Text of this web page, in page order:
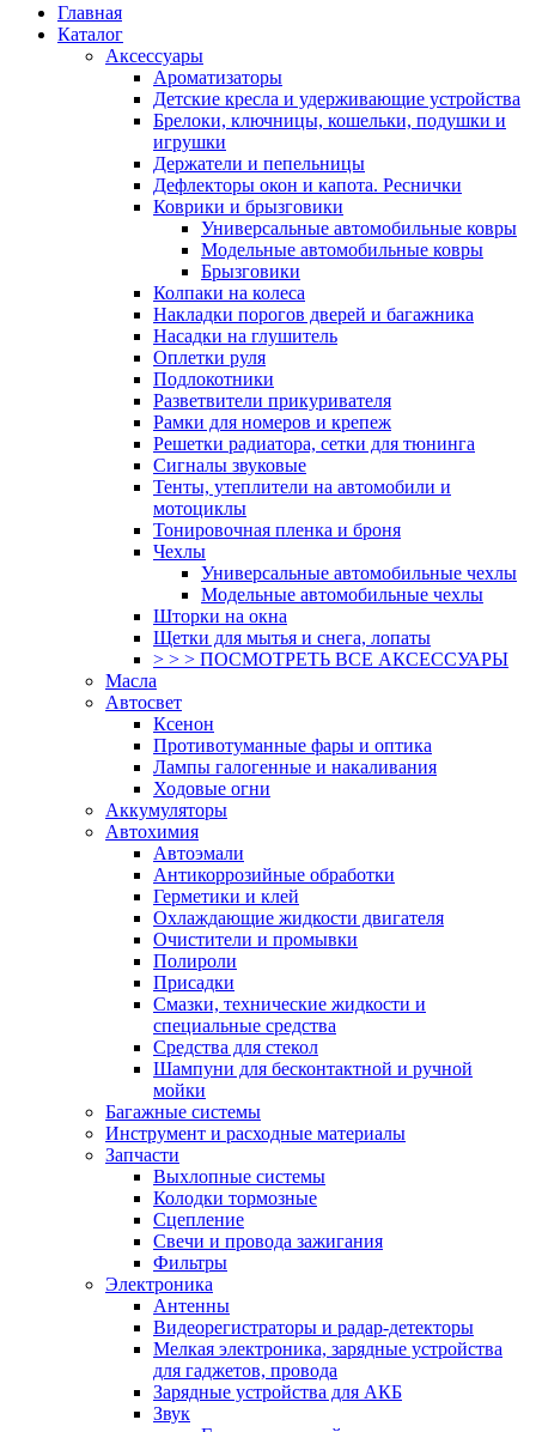
Главная
Каталог
Аксессуары
Ароматизаторы
Детские кресла и удерживающие устройства
Брелоки, ключницы, кошельки, подушки и
игрушки
Держатели и пепельницы
Дефлекторы окон и капота. Реснички
Коврики и брызговики
Универсальные автомобильные ковры
Модельные автомобильные ковры
Брызговики
Колпаки на колеса
Накладки порогов дверей и багажника
Насадки на глушитель
Оплетки руля
Подлокотники
Разветвители прикуривателя
Рамки для номеров и крепеж
Решетки радиатора, сетки для тюнинга
Сигналы звуковые
Тенты, утеплители на автомобили и
мотоциклы
Тонировочная пленка и броня
Чехлы
Универсальные автомобильные чехлы
Модельные автомобильные чехлы
Шторки на окна
Щетки для мытья и снега, лопаты
> > > ПОСМОТРЕТЬ ВСЕ АКСЕССУАРЫ
Масла
Автосвет
Ксенон
Противотуманные фары и оптика
Лампы галогенные и накаливания
Ходовые огни
Аккумуляторы
Автохимия
Автоэмали
Антикоррозийные обработки
Герметики и клей
Охлаждающие жидкости двигателя
Очистители и промывки
Полироли
Присадки
Смазки, технические жидкости и
специальные средства
Средства для стекол
Шампуни для бесконтактной и ручной
мойки
Багажные системы
Инструмент и расходные материалы
Запчасти
Выхлопные системы
Колодки тормозные
Сцепление
Свечи и провода зажигания
Фильтры
Электроника
Антенны
Видеорегистраторы и радар-детекторы
Мелкая электроника, зарядные устройства
для гаджетов, провода
Зарядные устройства для АКБ
Звук